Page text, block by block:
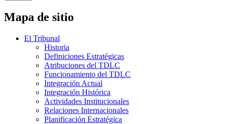
Mapa de sitio
El Tribunal
Historia
Definiciones Estratégicas
Atribuciones del TDLC
Funcionamiento del TDLC
Integración Actual
Integración Histórica
Actividades Institucionales
Relaciones Internacionales
Planificación Estratégica